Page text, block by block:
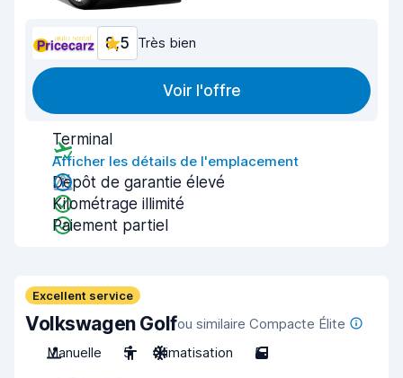
8,5 Très bien
Voir l'offre
Terminal
Afficher les détails de l'emplacement
Dépôt de garantie élevé
Kilométrage illimité
Paiement partiel
Excellent service
Volkswagen Golfou similaire Compacte Élite
Manuelle
5 Climatisation 5